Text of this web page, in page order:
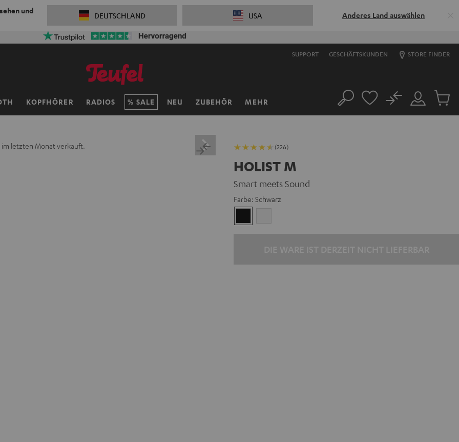
und
DEUTSCHLAND USA Anderes Land auswählen
SUPPORT GESCHÄFTSKUNDEN STORE FINDER
KOPFHÖRER RADIOS SALE NEU ZUBEHÖR MEHR Suche
Mein
Konto
No
Artikel
im letzten Monat verkauft. (226)
HOLIST M
Smart meets Sound
Farbe: Schwarz